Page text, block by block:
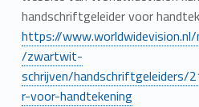
handschriftgeleider voor
https://
/zwartwit-
schrijven/handschriftgeleiders/
r-voor-handtekening